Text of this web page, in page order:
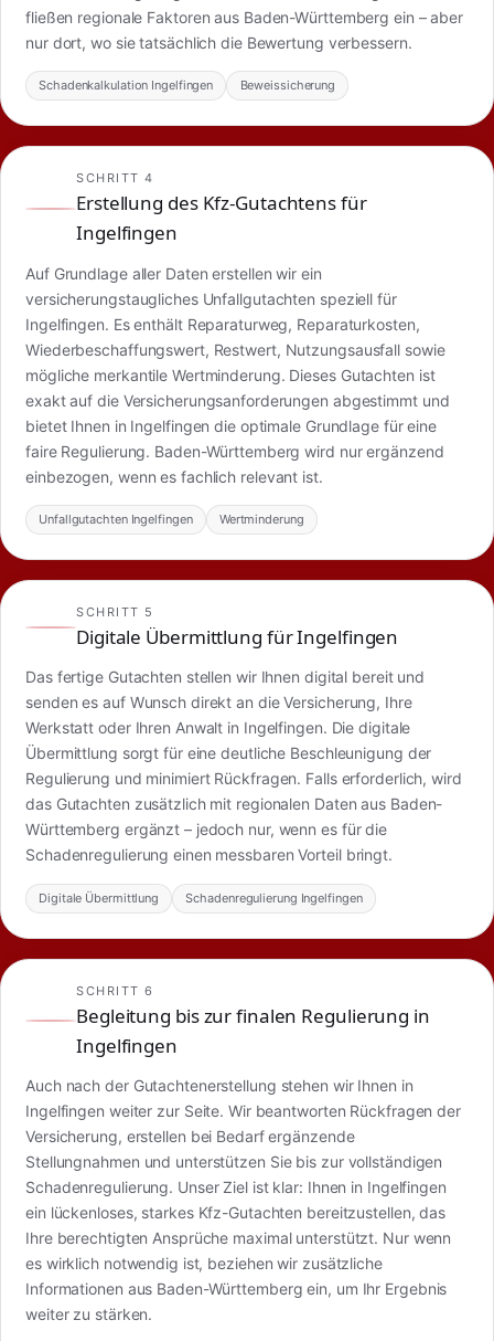
fließen regionale Faktoren aus Baden-Württemberg ein – aber
nur dort, wo sie tatsächlich die Bewertung verbessern.
Schadenkalkulation Ingelfingen Beweissicherung
SCHRITT 4
Erstellung des Kfz-Gutachtens für
Ingelfingen
Auf Grundlage aller Daten erstellen wir ein
versicherungstaugliches Unfallgutachten speziell für
Ingelfingen. Es enthält Reparaturweg, Reparaturkosten,
Wiederbeschaffungswert, Restwert, Nutzungsausfall sowie
mögliche merkantile Wertminderung. Dieses Gutachten ist
exakt auf die Versicherungsanforderungen abgestimmt und
bietet Ihnen in Ingelfingen die optimale Grundlage für eine
faire Regulierung. Baden-Württemberg wird nur ergänzend
einbezogen, wenn es fachlich relevant ist.
Unfallgutachten Ingelfingen Wertminderung
SCHRITT 5
Digitale Übermittlung für Ingelfingen
Das fertige Gutachten stellen wir Ihnen digital bereit und
senden es auf Wunsch direkt an die Versicherung, Ihre
Werkstatt oder Ihren Anwalt in Ingelfingen. Die digitale
Übermittlung sorgt für eine deutliche Beschleunigung der
Regulierung und minimiert Rückfragen. Falls erforderlich, wird
das Gutachten zusätzlich mit regionalen Daten aus Baden-
Württemberg ergänzt – jedoch nur, wenn es für die
Schadenregulierung einen messbaren Vorteil bringt.
Digitale Übermittlung Schadenregulierung Ingelfingen
SCHRITT 6
Begleitung bis zur finalen Regulierung in
Ingelfingen
Auch nach der Gutachtenerstellung stehen wir Ihnen in
Ingelfingen weiter zur Seite. Wir beantworten Rückfragen der
Versicherung, erstellen bei Bedarf ergänzende
Stellungnahmen und unterstützen Sie bis zur vollständigen
Schadenregulierung. Unser Ziel ist klar: Ihnen in Ingelfingen
ein lückenloses, starkes Kfz-Gutachten bereitzustellen, das
Ihre berechtigten Ansprüche maximal unterstützt. Nur wenn
es wirklich notwendig ist, beziehen wir zusätzliche
Informationen aus Baden-Württemberg ein, um Ihr Ergebnis
weiter zu stärken.